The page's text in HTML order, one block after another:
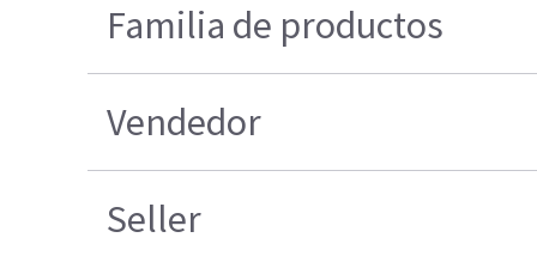
Familia de productos
Vendedor
Seller